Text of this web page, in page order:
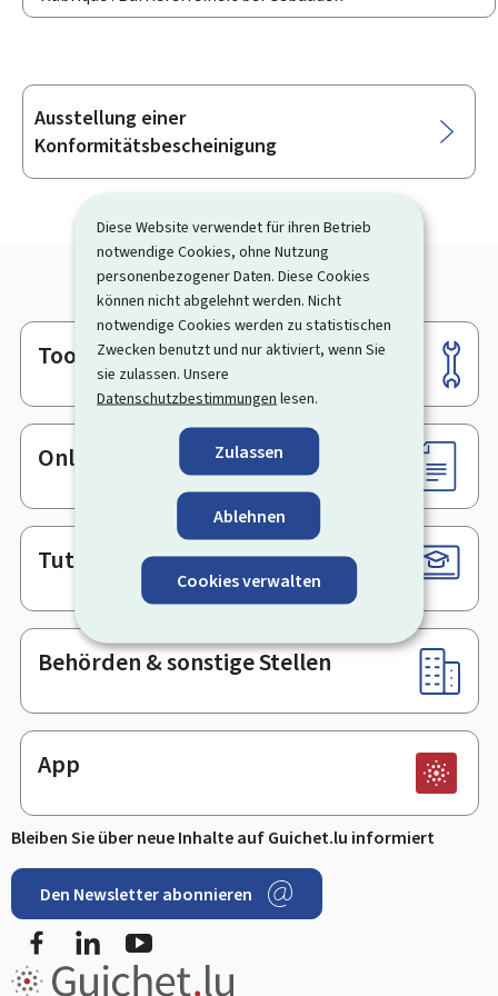
Diese Website verwendet für ihren Betrieb
notwendige Cookies, ohne Nutzung
personenbezogener Daten. Diese Cookies
können nicht abgelehnt werden. Nicht
notwendige Cookies werden zu statistischen
Zwecken benutzt und nur aktiviert, wenn Sie
sie zulassen. Unsere
Datenschutzbestimmungen lesen.
Zulassen
Ablehnen
Cookies verwalten
Unterrubriken
Ausstellung einer
Konformitätsbescheinigung
Footer
Tools
Online-Dienste & Formulare
Tutorials
Behörden & sonstige Stellen
App
Bleiben Sie über neue Inhalte auf Guichet.lu informiert
Den Newsletter abonnieren
FacebookLinkedIn